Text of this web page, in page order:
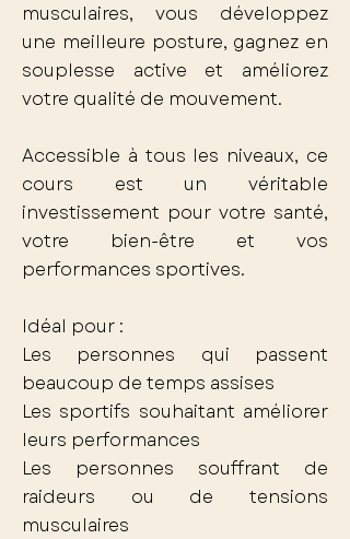
musculaires, vous développez
une meilleure posture, gagnez en
souplesse active et améliorez
votre qualité de mouvement.
Accessible à tous les niveaux, ce
cours est un véritable
investissement pour votre santé,
votre bien-être et vos
performances sportives.
Idéal pour :
Les personnes qui passent
beaucoup de temps assises
Les sportifs souhaitant améliorer
leurs performances
Les personnes souffrant de
raideurs ou de tensions
musculaires